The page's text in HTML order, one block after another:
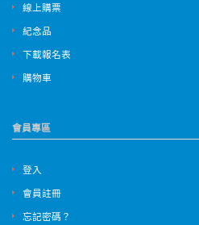
線上購票
紀念品
下載報名表
購物車
會員專區
登入
會員註冊
忘記密碼？